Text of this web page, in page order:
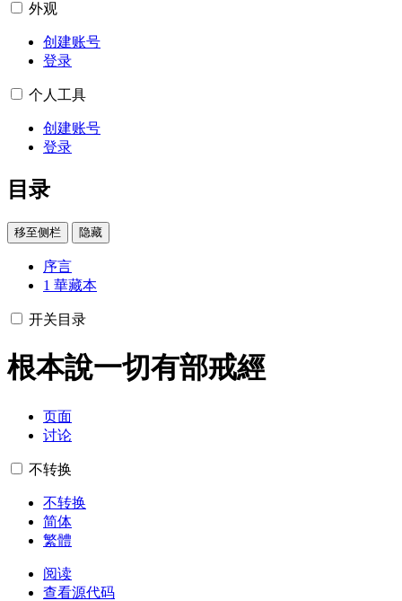
外观
创建账号
登录
个人工具
创建账号
登录
目录
移至侧栏 隐藏
序言
1 華藏本
开关目录
根本說一切有部戒經
页面
讨论
不转换
不转换
简体
繁體
阅读
查看源代码